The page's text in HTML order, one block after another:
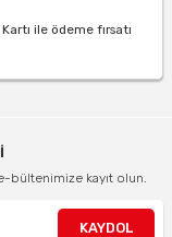
ile ödeme fırsatı
bültenimize kayıt olun.
KAYDOL